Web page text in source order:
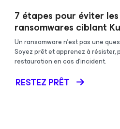
7 étapes pour éviter
ransomwares ciblant
Un ransomware n’est pas une
Soyez prêt et apprenez à résister,
restauration en cas d’incident.
RESTEZ PRÊT